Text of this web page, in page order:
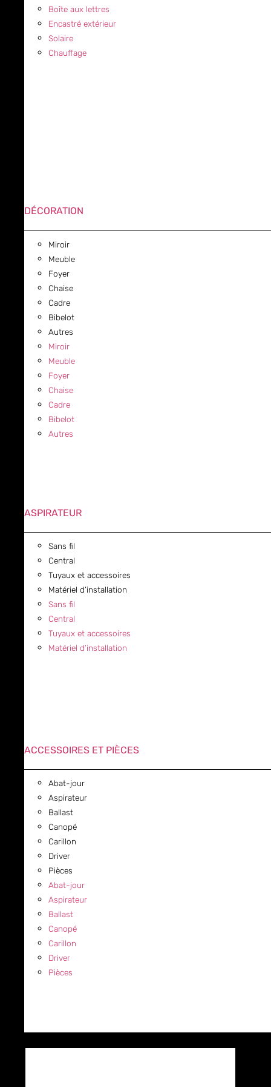
Boîte aux lettres
Encastré extérieur
Solaire
Chauffage
DÉCORATION
Miroir
Meuble
Foyer
Chaise
Cadre
Bibelot
Autres
Miroir
Meuble
Foyer
Chaise
Cadre
Bibelot
Autres
ASPIRATEUR
Sans fil
Central
Tuyaux et accessoires
Matériel d’installation
Sans fil
Central
Tuyaux et accessoires
Matériel d’installation
ACCESSOIRES ET PIÈCES
Abat-jour
Aspirateur
Ballast
Canopé
Carillon
Driver
Pièces
Abat-jour
Aspirateur
Ballast
Canopé
Carillon
Driver
Pièces